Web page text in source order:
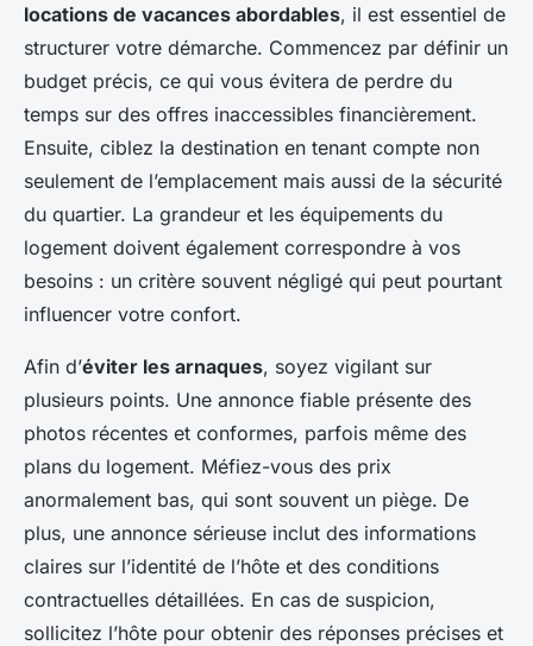
locations de vacances abordables, il est essentiel de
structurer votre démarche. Commencez par définir un
budget précis, ce qui vous évitera de perdre du
temps sur des offres inaccessibles financièrement.
Ensuite, ciblez la destination en tenant compte non
seulement de l’emplacement mais aussi de la sécurité
du quartier. La grandeur et les équipements du
logement doivent également correspondre à vos
besoins : un critère souvent négligé qui peut pourtant
influencer votre confort.
Afin d’éviter les arnaques, soyez vigilant sur
plusieurs points. Une annonce fiable présente des
photos récentes et conformes, parfois même des
plans du logement. Méfiez-vous des prix
anormalement bas, qui sont souvent un piège. De
plus, une annonce sérieuse inclut des informations
claires sur l’identité de l’hôte et des conditions
contractuelles détaillées. En cas de suspicion,
sollicitez l’hôte pour obtenir des réponses précises et